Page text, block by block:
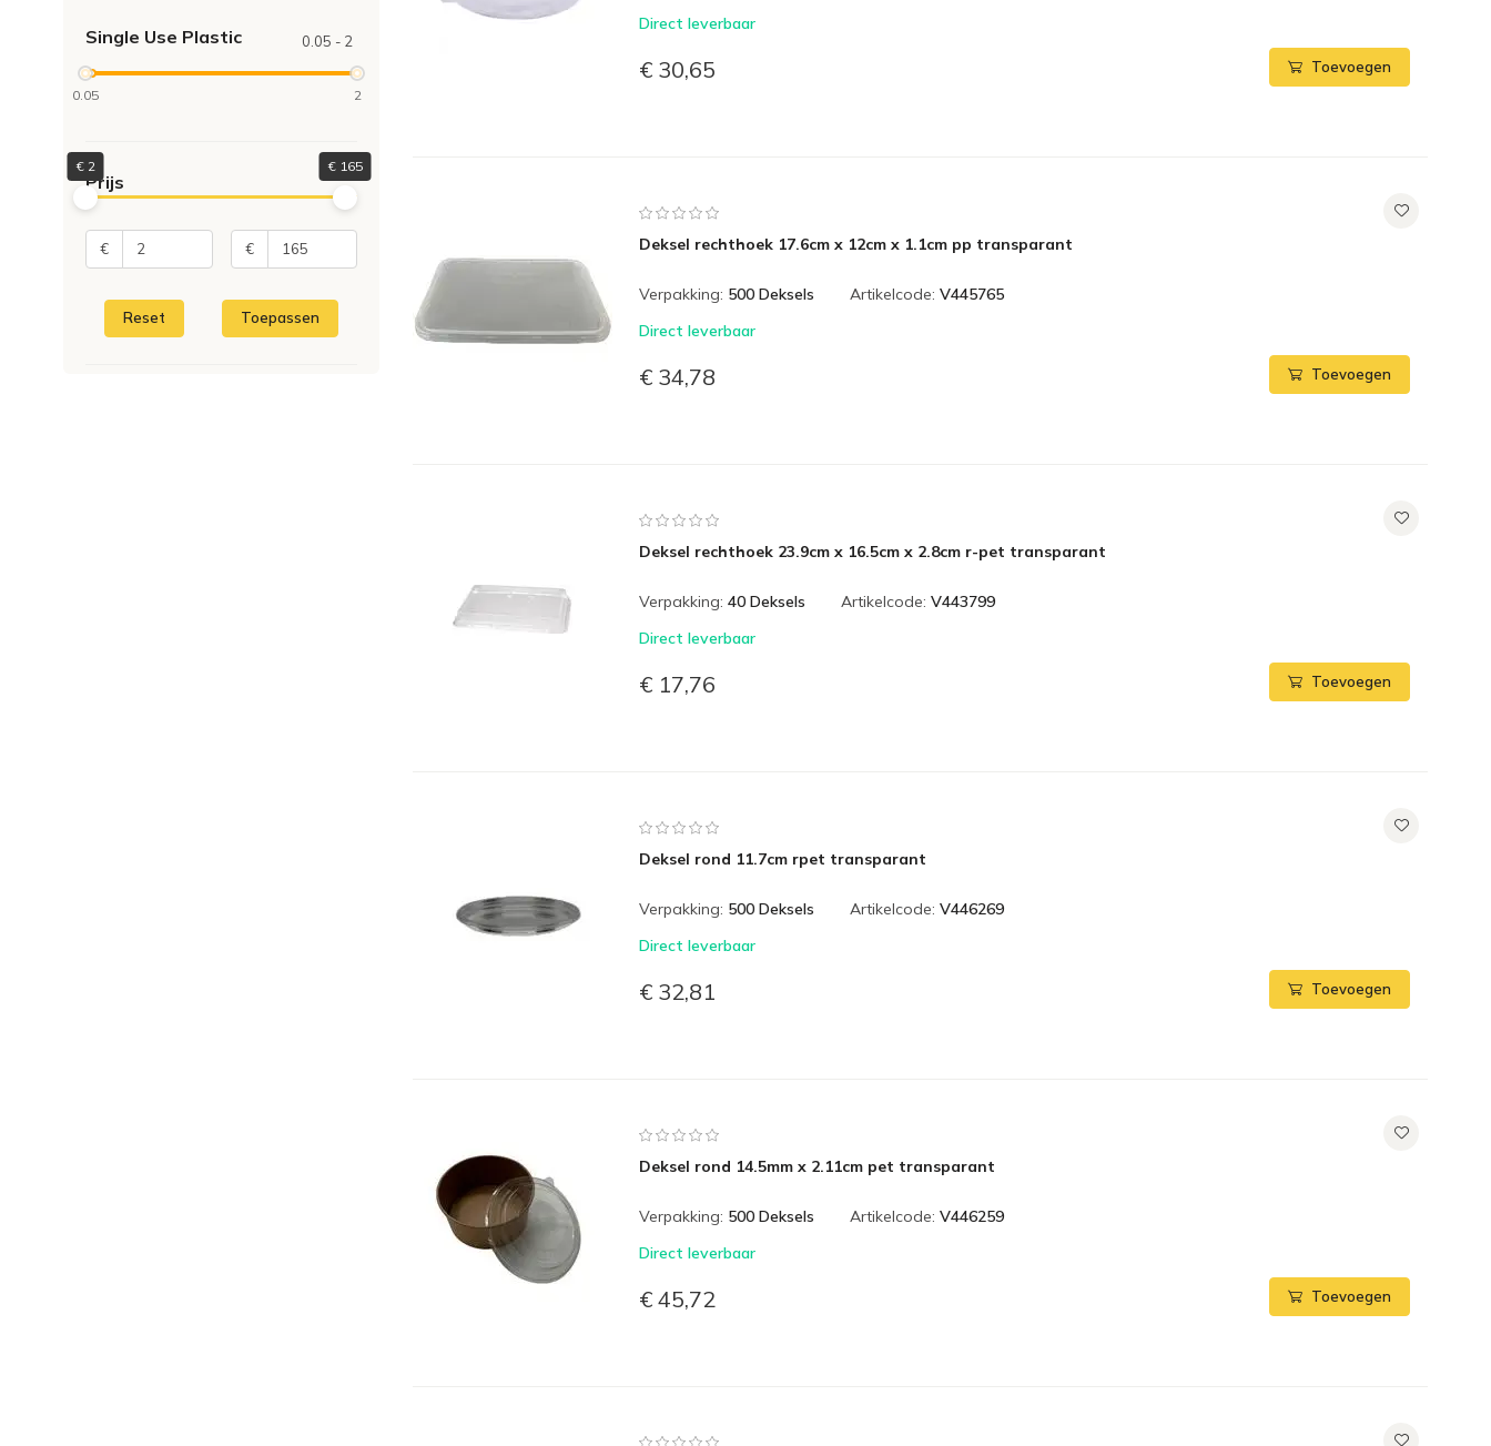
rechthoekig 1
rond bol met gat 1
1
rond t.b.v. 85 oz bucket 1
1
Single Use Plastic 0.05 - 2
0.05 2
Prijs
€ 2 € 165
€ €
Reset Toepassen
Direct leverbaar
€ 30,65 Toevoegen
Deksel rechthoek 17.6cm x 12cm x 1.1cm pp transparant
Verpakking: 500 Deksels Artikelcode: V445765
Direct leverbaar
€ 34,78 Toevoegen
Deksel rechthoek 23.9cm x 16.5cm x 2.8cm r-pet transparant
Verpakking: 40 Deksels Artikelcode: V443799
Direct leverbaar
€ 17,76 Toevoegen
Deksel rond 11.7cm rpet transparant
Verpakking: 500 Deksels Artikelcode: V446269
Direct leverbaar
€ 32,81 Toevoegen
Deksel rond 14.5mm x 2.11cm pet transparant
Verpakking: 500 Deksels Artikelcode: V446259
Direct leverbaar
€ 45,72 Toevoegen